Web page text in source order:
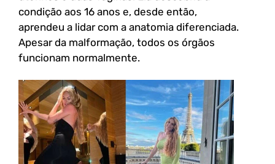
condição aos 16 anos e, desde então,
aprendeu a lidar com a anatomia diferenciada.
Apesar da malformação, todos os órgãos
funcionam normalmente.